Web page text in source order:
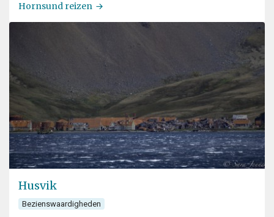
Hornsund reizen
Husvik
Bezienswaardigheden